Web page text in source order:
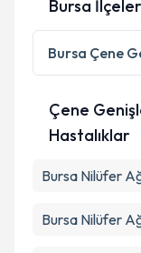
Kişisel
Metni'ni
Bursa
Bursa Çene
Çene
Hastalıklar
Bursa Nilüfer
Bursa Nilüfer